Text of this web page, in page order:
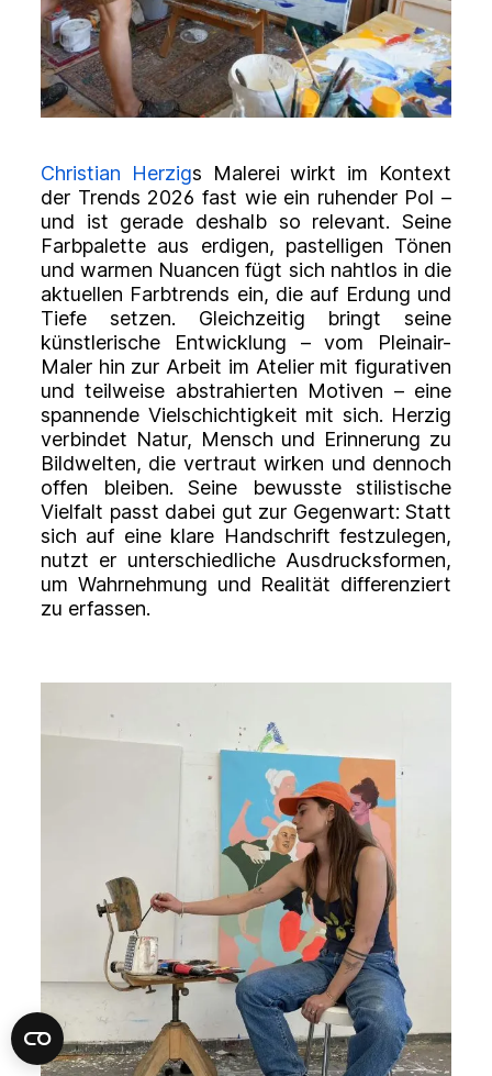
Christian Herzigs Malerei wirkt im Kontext
der Trends 2026 fast wie ein ruhender Pol –
und ist gerade deshalb so relevant. Seine
Farbpalette aus erdigen, pastelligen Tönen
und warmen Nuancen fügt sich nahtlos in die
aktuellen Farbtrends ein, die auf Erdung und
Tiefe setzen. Gleichzeitig bringt seine
künstlerische Entwicklung – vom Pleinair-
Maler hin zur Arbeit im Atelier mit figurativen
und teilweise abstrahierten Motiven – eine
spannende Vielschichtigkeit mit sich. Herzig
verbindet Natur, Mensch und Erinnerung zu
Bildwelten, die vertraut wirken und dennoch
offen bleiben. Seine bewusste stilistische
Vielfalt passt dabei gut zur Gegenwart: Statt
sich auf eine klare Handschrift festzulegen,
nutzt er unterschiedliche Ausdrucksformen,
um Wahrnehmung und Realität differenziert
zu erfassen.